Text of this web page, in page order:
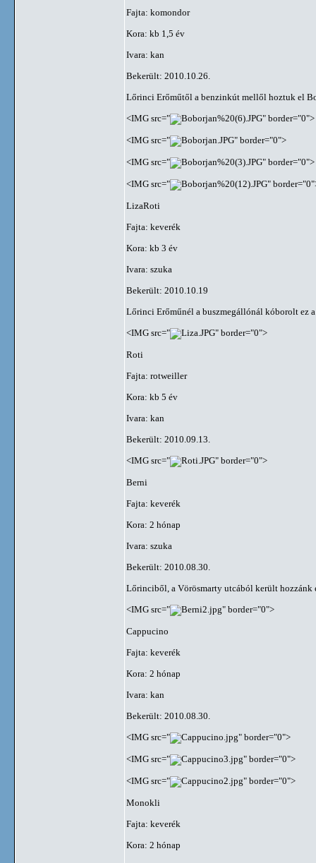
Fajta: komondor
Kora: kb 1,5 év
Ivara: kan
Bekerült: 2010.10.26.
Lőrinci Erőműtől a benzinkút mellől hoztuk el
<IMG src=" " border="0">
<IMG src=" " border="0">
<IMG src=" " border="0">
<IMG src=" "
LizaRoti
Fajta: keverék
Kora: kb 3 év
Ivara: szuka
Bekerült: 2010.10.19
Lőrinci Erőműnél a buszmegállónál kóborolt ez
<IMG src=" " border="0">
Roti
Fajta: rotweiller
Kora: kb 5 év
Ivara: kan
Bekerült: 2010.09.13.
<IMG src=" " border="0">
Berni
Fajta: keverék
Kora: 2 hónap
Ivara: szuka
Bekerült: 2010.08.30.
Lőrinciből, a Vörösmarty utcából került
<IMG src=" " border="0">
Cappucino
Fajta: keverék
Kora: 2 hónap
Ivara: kan
Bekerült: 2010.08.30.
<IMG src=" " border="0">
<IMG src=" " border="0">
<IMG src=" " border="0">
Monokli
Fajta: keverék
Kora: 2 hónap